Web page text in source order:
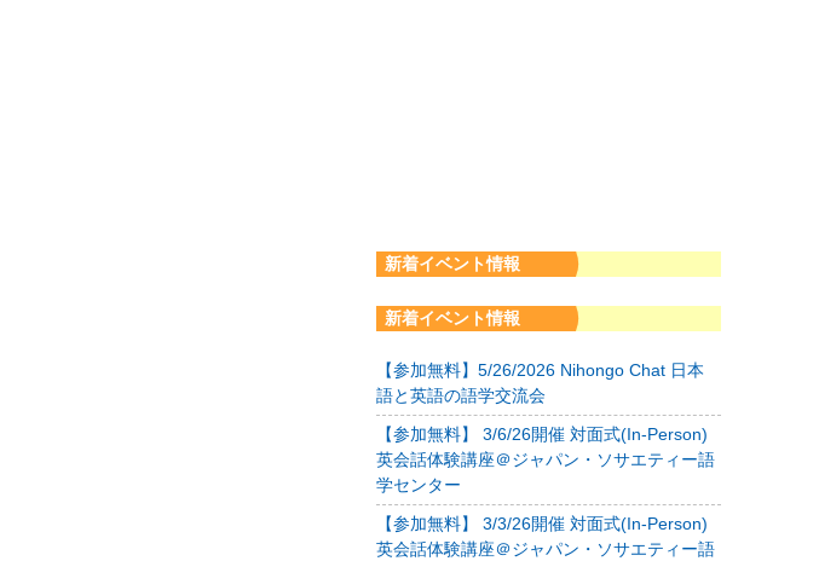
新着イベント情報
新着イベント情報
【参加無料】5/26/2026 Nihongo Chat 日本
語と英語の語学交流会
【参加無料】 3/6/26開催 対面式(In-Person)
英会話体験講座＠ジャパン・ソサエティー語
学センター
【参加無料】 3/3/26開催 対面式(In-Person)
英会話体験講座＠ジャパン・ソサエティー語